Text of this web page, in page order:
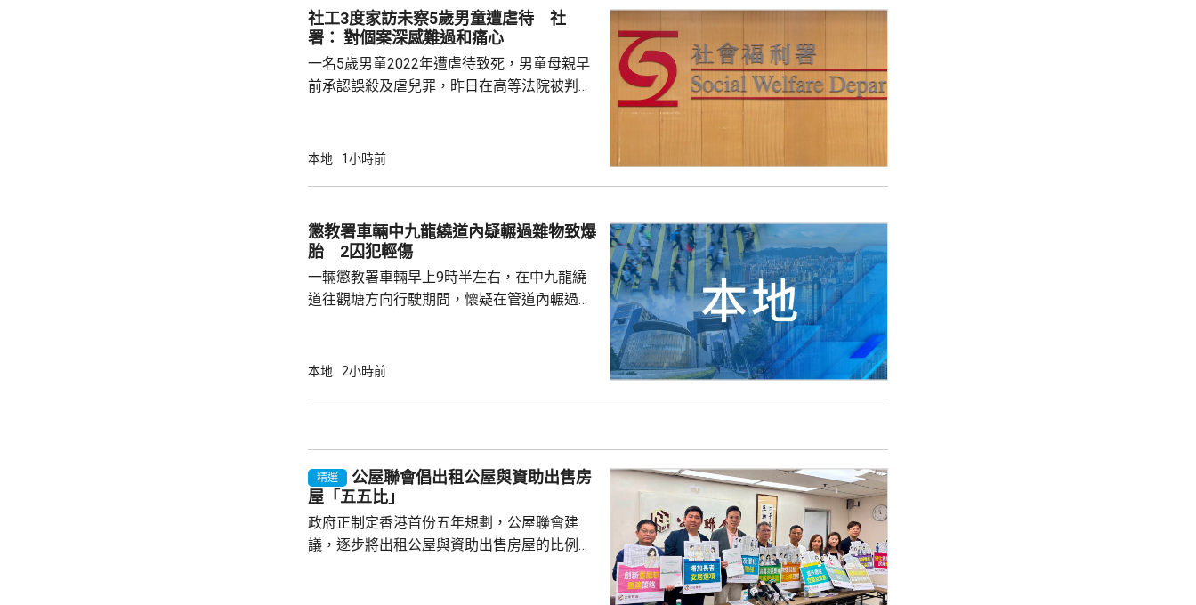
階段投入服務，首階段於10月展開，第二階段
3座大樓工程進度符合預期，預計於2028年投
入服務。政府指，啟德醫院總建築樓...
社工3度家訪未察5歲男童遭虐待 社
署： 對個案深感難過和痛心
一名5歲男童2022年遭虐待致死，男童母親早
前承認誤殺及虐兒罪，昨日在高等法院被判監
事主死前三個月，但未能察覺事件。 社署回覆
處理和跟進兒童福利個案，個案社工會綜合考
慮相關資料、危機因素及保護因素，並參考專
業人員意見，為兒童制定合適福利...
本地 1小時前
懲教署車輛中九龍繞道內疑輾過雜物致爆
胎 2囚犯輕傷
一輛懲教署車輛早上9時半左右，在中九龍繞
道往觀塘方向行駛期間，懷疑在管道內輾過雜
教署事後安排另外2輛署方車輛到場，將其他
本地 2小時前
精選
公屋聯會倡出租公屋與資助出售房
屋「五五比」
政府正制定香港首份五年規劃，公屋聯會建
議，逐步將出租公屋與資助出售房屋的比例，